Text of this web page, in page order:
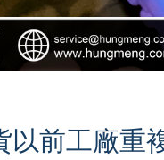
以前工廠重